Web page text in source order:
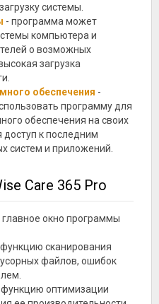
системы.
- программа может
компьютера и
о возможных
загрузка
обеспечения -
программу для
обеспечения на своих
к последним
систем и приложений.
Care 365 Pro
окно программы
сканирования
файлов, ошибок
оптимизации